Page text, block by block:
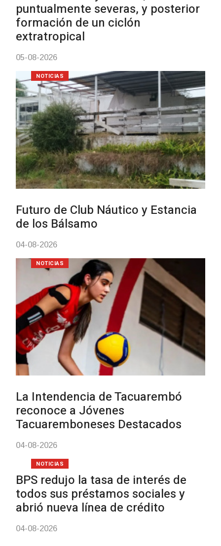
Actualización sobre la
vacunación contra el
meningococo
NOTICIAS
personas en situación de
discapacidad
03-08-2026